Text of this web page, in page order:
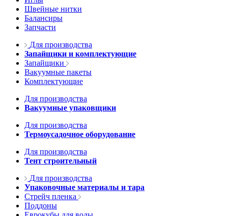
Швейные нитки
Балансиры
Запчасти
Для производства
Запайщики и комплектующие
Запайщики
Вакуумные пакеты
Комплектующие
Для производства
Вакуумные упаковщики
Для производства
Термоусадочное оборудование
Для производства
Тент строительный
Для производства
Упаковочные материалы и тара
Стрейч пленка
Поддоны